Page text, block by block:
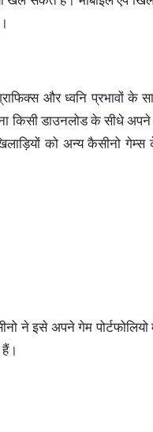
ग्राफिक्स और ध्वनि प्रभावों
किसी डाउनलोड के सीधे
को अन्य कैसीनो
ने इसे अपने गेम